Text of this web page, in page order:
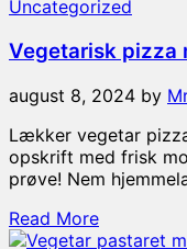
Uncategorized
Vegetarisk pizza
august 8, 2024 by
Lækker vegetar
opskrift med frisk
prøve! Nem
Read More